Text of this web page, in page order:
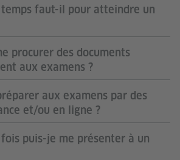
temps faut-il pour atteindre un
procurer des documents
aux examens ?
aux examens par des
et/ou en ligne ?
fois puis-je me présenter à un